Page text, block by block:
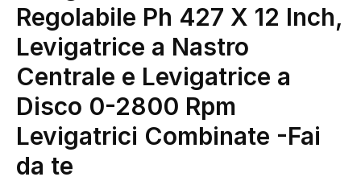
Regolabile Ph 427 X 12 Inch,
Levigatrice a Nastro
Centrale e Levigatrice a
Disco 0-2800 Rpm
Levigatrici Combinate -Fai
da te